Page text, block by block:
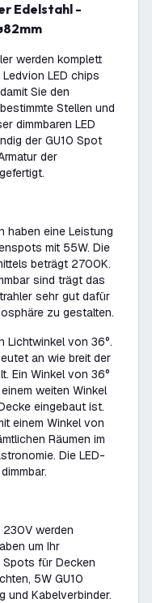
werden komplett
LED chips
Sie den
Stellen und
dimmbaren LED
der GU10 Spot
der
haben eine Leistung
mit 55W. Die
beträgt 2700K.
sind trägt das
sehr gut dafür
zu gestalten.
Lichtwinkel von 36°.
an wie breit der
Ein Winkel von 36°
weiten Winkel
eingebaut ist.
einem Winkel von
Räumen im
Die LED-
230V werden
um Ihr
Spots für Decken
5W GU10
und Kabelverbinder.